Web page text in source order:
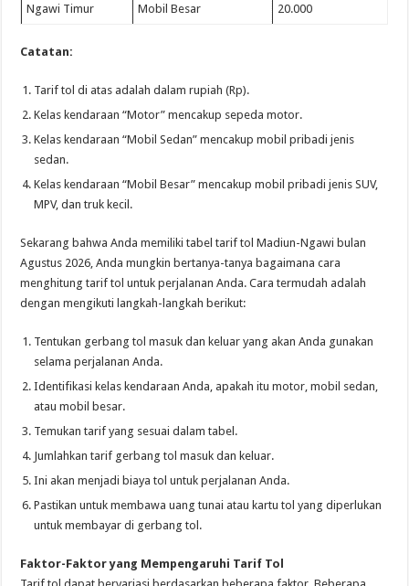
Ngawi Timur Mobil Besar 20.000
Catatan:
Tarif tol di atas adalah dalam rupiah (Rp).
Kelas kendaraan “Motor” mencakup sepeda motor.
Kelas kendaraan “Mobil Sedan” mencakup mobil pribadi jenis
sedan.
Kelas kendaraan “Mobil Besar” mencakup mobil pribadi jenis SUV,
MPV, dan truk kecil.
Sekarang bahwa Anda memiliki tabel tarif tol Madiun-Ngawi bulan
Agustus 2026, Anda mungkin bertanya-tanya bagaimana cara
menghitung tarif tol untuk perjalanan Anda. Cara termudah adalah
dengan mengikuti langkah-langkah berikut:
Tentukan gerbang tol masuk dan keluar yang akan Anda gunakan
selama perjalanan Anda.
Identifikasi kelas kendaraan Anda, apakah itu motor, mobil sedan,
atau mobil besar.
Temukan tarif yang sesuai dalam tabel.
Jumlahkan tarif gerbang tol masuk dan keluar.
Ini akan menjadi biaya tol untuk perjalanan Anda.
Pastikan untuk membawa uang tunai atau kartu tol yang diperlukan
untuk membayar di gerbang tol.
Faktor-Faktor yang Mempengaruhi Tarif Tol